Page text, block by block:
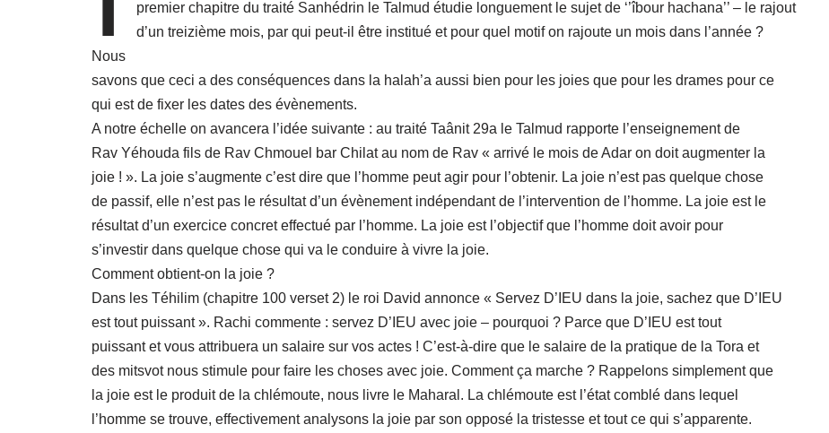
premier chapitre du traité Sanhédrin le Talmud étudie longuement le sujet de ‘’îbour hachana’’ – le rajout
d’un treizième mois, par qui peut-il être institué et pour quel motif on rajoute un mois dans l’année ?
Nous
savons que ceci a des conséquences dans la halah’a aussi bien pour les joies que pour les drames pour ce
qui est de fixer les dates des évènements.
A notre échelle on avancera l’idée suivante : au traité Taânit 29a le Talmud rapporte l’enseignement de
Rav Yéhouda fils de Rav Chmouel bar Chilat au nom de Rav « arrivé le mois de Adar on doit augmenter la
joie ! ». La joie s’augmente c’est dire que l’homme peut agir pour l’obtenir. La joie n’est pas quelque chose
de passif, elle n’est pas le résultat d’un évènement indépendant de l’intervention de l’homme. La joie est le
résultat d’un exercice concret effectué par l’homme. La joie est l’objectif que l’homme doit avoir pour
s’investir dans quelque chose qui va le conduire à vivre la joie.
Comment obtient-on la joie ?
Dans les Téhilim (chapitre 100 verset 2) le roi David annonce « Servez D’IEU dans la joie, sachez que D’IEU
est tout puissant ». Rachi commente : servez D’IEU avec joie – pourquoi ? Parce que D’IEU est tout
puissant et vous attribuera un salaire sur vos actes ! C’est-à-dire que le salaire de la pratique de la Tora et
des mitsvot nous stimule pour faire les choses avec joie. Comment ça marche ? Rappelons simplement que
la joie est le produit de la chlémoute, nous livre le Maharal. La chlémoute est l’état comblé dans lequel
l’homme se trouve, effectivement analysons la joie par son opposé la tristesse et tout ce qui s’apparente.